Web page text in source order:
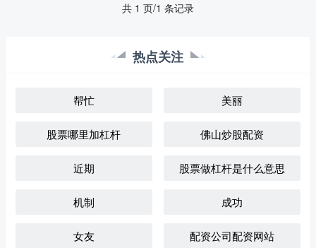
共 1 页/1 条记录
热点关注
帮忙 美丽
股票哪里加杠杆 佛山炒股配资
近期 股票做杠杆是什么意思
机制 成功
女友 配资公司配资网站